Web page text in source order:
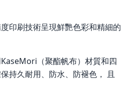
印刷技術呈現鮮艷色彩和精細的
（聚酯帆布）材質和四
持久耐用、防水、防褪色， 且